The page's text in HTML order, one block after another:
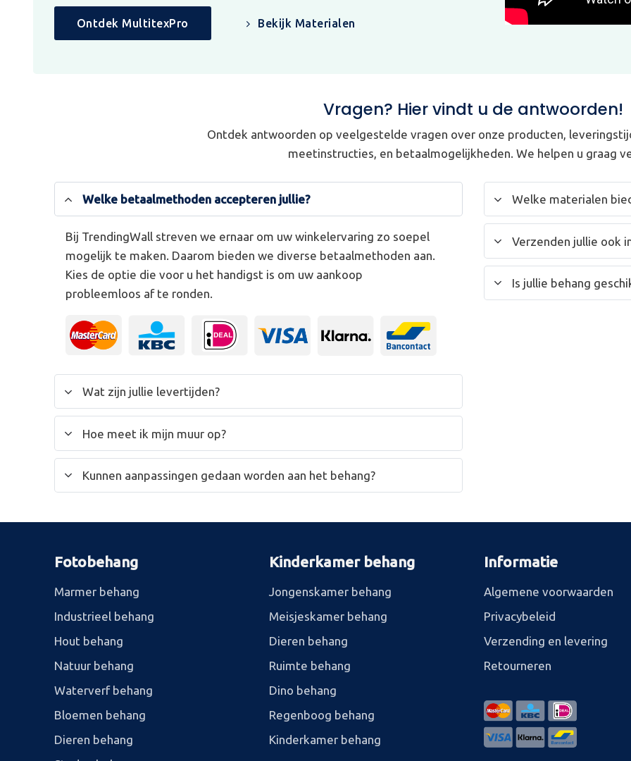
Ontdek MultitexPro Bekijk Materialen
Vragen? Hier vindt u de antwoorden!
Ontdek antwoorden op veelgestelde vragen over onze producten,
meetinstructies, en betaalmogelijkheden. We helpen u graag
Welke betaalmethoden accepteren jullie?
Bij TrendingWall streven we ernaar om uw winkelervaring zo soepel
mogelijk te maken. Daarom bieden we diverse betaalmethoden aan.
Kies de optie die voor u het handigst is om uw aankoop
probleemloos af te ronden.
Wat zijn jullie levertijden?
Hoe meet ik mijn muur op?
Kunnen aanpassingen gedaan worden aan het behang?
Welke materialen
Verzenden jullie ook
Is jullie behang
Fotobehang
Marmer behang
Industrieel behang
Hout behang
Natuur behang
Waterverf behang
Bloemen behang
Dieren behang
Kinderkamer behang
Jongenskamer behang
Meisjeskamer behang
Dieren behang
Ruimte behang
Dino behang
Regenboog behang
Kinderkamer behang
Informatie
Algemene voorwaarden
Privacybeleid
Verzending en levering
Retourneren